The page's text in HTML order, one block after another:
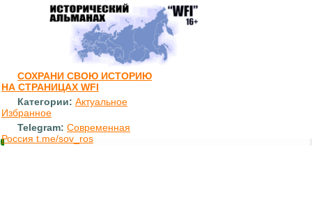
СОХРАНИ СВОЮ ИСТОРИЮ
НА СТРАНИЦАХ WFI
Категории: Актуальное
Избранное
Telegram: Современная
Россия t.me/sov_ros